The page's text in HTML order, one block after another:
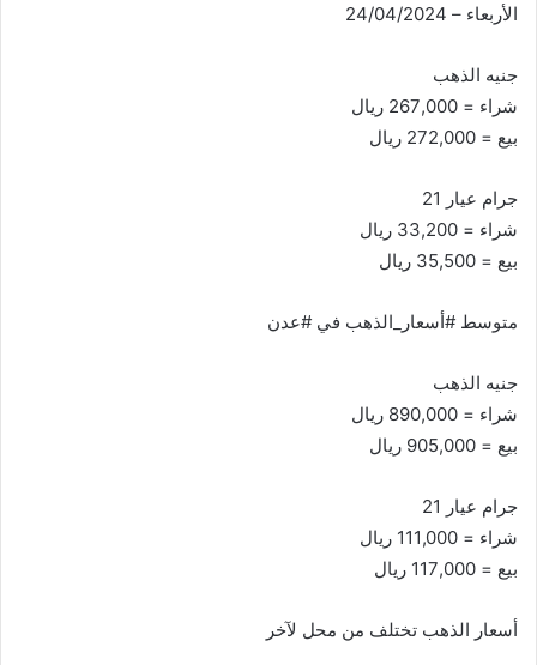
الأربعاء – 24/04/2024
جنيه الذهب
شراء = 267,000 ريال
بيع = 272,000 ريال
جرام عيار 21
شراء = 33,200 ريال
بيع = 35,500 ريال
متوسط #أسعار_الذهب في #عدن
جنيه الذهب
شراء = 890,000 ريال
بيع = 905,000 ريال
جرام عيار 21
شراء = 111,000 ريال
بيع = 117,000 ريال
أسعار الذهب تختلف من محل لآخر